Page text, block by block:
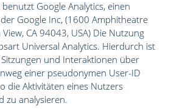
Google Analytics, einen
Google Inc, (1600 Amphitheatre
CA 94043, USA) Die Nutzung
Universal Analytics. Hierdurch ist
Sitzungen und Interaktionen über
einer pseudonymen User-ID
die Aktivitäten eines Nutzers
zu analysieren.